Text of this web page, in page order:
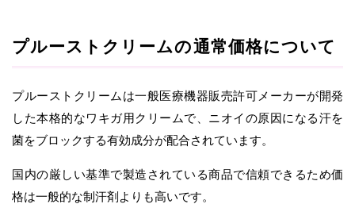
プルーストクリームの通常価格について
プルーストクリームは一般医療機器販売許可メーカーが開発
した本格的なワキガ用クリームで、ニオイの原因になる汗を
菌をブロックする有効成分が配合されています。
国内の厳しい基準で製造されている商品で信頼できるため価
格は一般的な制汗剤よりも高いです。